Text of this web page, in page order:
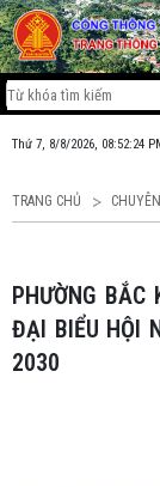
Thứ 7, 8/8/2026, 08:52:24
TRANG CHỦ
PHƯỜNG BẮC KẠN TỔ CHỨC THÀNH CÔNG ĐẠI HỘI
ĐẠI BIỂU HỘI
2030